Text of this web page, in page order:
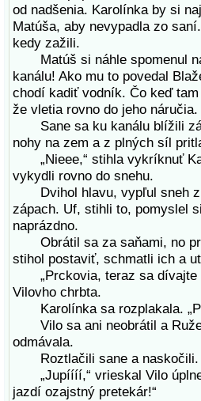
od nadšenia. Karolínka by si
Matúša, aby nevypadla zo
kedy zažili.
Matúš si náhle spomenul
kanálu! Ako mu to povedal
chodí kadiť vodník. Čo keď
že vletia rovno do jeho
Sane sa ku kanálu blížili
nohy na zem a z plných síl
„Nieee,“ stihla vykríknuť
vykydli rovno do snehu.
Dvihol hlavu, vypľul sneh z
zápach. Uf, stihli to, pomyslel
naprázdno.
Obrátil sa za saňami, no pri
stihol postaviť, schmatli ich a
„Prckovia, teraz sa dívajte
Vilovho chrbta.
Karolínka sa rozplakala.
Vilo sa ani neobrátil a
odmávala.
Roztlačili sane a naskočili.
„Jupíííí,“ vrieskal Vilo úplne
jazdí ozajstný pretekár!“